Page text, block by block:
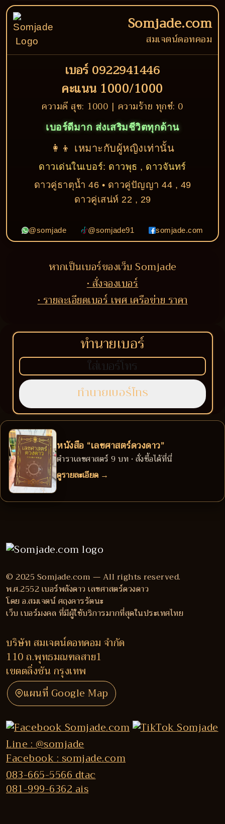
Somjade.com
สมเจตน์ดอทคอม
เบอร์ 0922941446
คะแนน 1000/1000
ความดี สุข: 1000 | ความร้าย ทุกข์: 0
เบอร์ดีมาก ส่งเสริมชีวิตทุกด้าน
👩‍👦 เหมาะกับผู้หญิงเท่านั้น
ดาวเด่นในเบอร์: ดาวพุธ , ดาวจันทร์
ดาวคู่ธาตุน้ำ 46 • ดาวคู่ปัญญา 44 , 49
ดาวคู่เสน่ห์ 22 , 29
@somjade @somjade91 somjade.com
หากเป็นเบอร์ของเว็บ Somjade
• สั่งจองเบอร์
• รายละเอียดเบอร์ เพศ เครือข่าย ราคา
ทำนายเบอร์
หนังสือ “เลขศาสตร์ดวงดาว”
ตำราเลขศาสตร์ 9 บท • สั่งซื้อได้ที่นี่
ดูรายละเอียด →
© 2025 Somjade.com — All rights reserved.
พ.ศ.2552 เบอร์พลังดาว เลขศาสตร์ดวงดาว
โดย อ.สมเจตน์ ศฤงคารรัตนะ
เว็บ เบอร์มงคล ที่มีผู้ใช้บริการมากที่สุดในประเทศไทย
บริษัท สมเจตน์ดอทคอม จำกัด
110 ถ.พุทธมณฑลสาย1
เขตตลิ่งชัน กรุงเทพ
แผนที่ Google Map
Line : @somjade
Facebook : somjade.com
083-665-5566 dtac
081-999-6362 ais